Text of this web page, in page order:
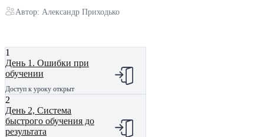
Автор: Александр Приходько
1
День 1. Ошибки при
обучении
Доступ к уроку открыт
2
День 2, Система
быстрого обучения до
результата